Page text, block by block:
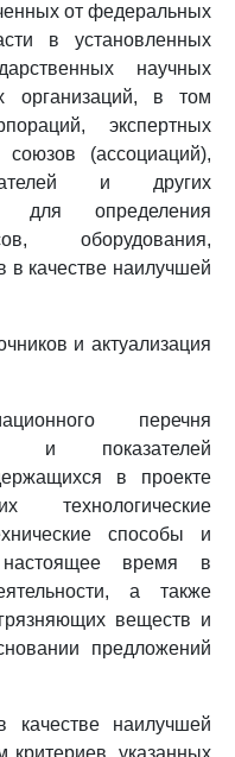
от федеральных
в установленных
научных
организаций, в том
экспертных
(ассоциаций),
и других
для определения
оборудования,
в качестве наилучшей
и актуализация
перечня
и показателей
в проекте
технологические
способы и
время в
а также
веществ и
предложений
качестве наилучшей
критериев, указанных